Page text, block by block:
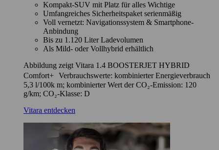
Kompakt-SUV mit Platz für alles Wichtige
Umfangreiches Sicherheitspaket serienmäßig
Voll vernetzt: Navigationssystem & Smartphone-
Anbindung
Bis zu 1.120 Liter Ladevolumen
Als Mild- oder Vollhybrid erhältlich
Abbildung zeigt Vitara 1.4 BOOSTERJET HYBRID
Comfort+ Verbrauchswerte: kombinierter Energieverbrauch
5,3 l/100k m; kombinierter Wert der CO₂-Emission: 120
g/km; CO₂-Klasse: D
Vitara entdecken